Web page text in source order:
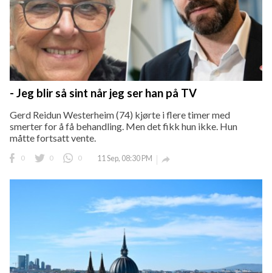
- Jeg blir så sint når jeg ser han på TV
Gerd Reidun Westerheim (74) kjørte i flere timer med
smerter for å få behandling. Men det fikk hun ikke. Hun
måtte fortsatt vente.
0 0 0 11 Sep, 08:30 PM 